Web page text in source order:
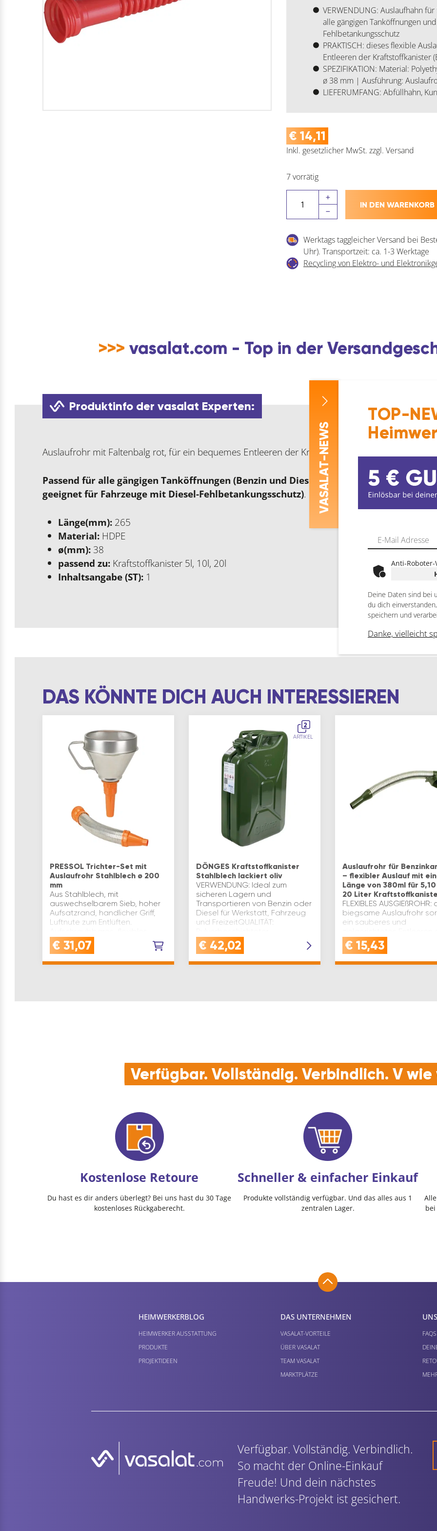
VERWENDUNG: Auslaufhahn
alle gängigen Tanköffnungen
Fehlbetankungsschutz
PRAKTISCH: dieses flexible
Entleeren der Kraftstoffkanister
SPEZIFIKATION: Material:
ø 38 mm | Ausführung:
LIEFERUMFANG: Abfüllhahn,
€ 14,11
Inkl. gesetzlicher MwSt. zzgl. Versand
7 vorrätig
Standard
für
-
Auslaufhahn
Länge
IN DEN WARENKORB
Werktags taggleicher Versand bei
Uhr). Transportzeit: ca. 1-3 Werktage
Recycling von Elektro- und
>>> vasalat.com - Top in der
Produktinfo der vasalat Experten:
Auslaufrohr mit Faltenbalg rot, für ein bequemes Entleeren der Kraftstoff-Kanister.
Passend für alle gängigen Tanköffnungen (Benzin und Diesel) und für alle Fahrzeuge
geeignet für Fahrzeuge mit Diesel-Fehlbetankungsschutz).
Länge(mm): 265
Material: HDPE
ø(mm): 38
passend zu: Kraftstoffkanister 5l, 10l, 20l
Inhaltsangabe (ST): 1
DAS KÖNNTE DICH AUCH INTERESSIEREN
PRESSOL Trichter-Set mit
Auslaufrohr Stahlblech ø 200
mm
Aus Stahlblech, mit
auswechselbarem Sieb, hoher
Aufsatzrand, handlicher Griff,
Luftnute zum Entlüften.
Auslaufrohr für unzugängliche
Stellen. Für den besonderen
€ 31,07
2
ARTIKEL
DÖNGES Kraftstoffkanister
Stahlblech lackiert oliv
VERWENDUNG: Ideal zum
sicheren Lagern und
Transportieren von Benzin oder
Diesel für Werkstatt, Fahrzeug
und FreizeitQUALITÄT:
Stahlblechkanister,
Innenlackierung
€ 42,02
Auslaufrohr für
– flexibler Auslauf mit
Länge von 380ml für
20 Liter
FLEXIBLES
biegsame Auslaufrohr
ein sauberes und
VerschüttenUNIVERSELL
PASSEND: ideal für 5l, 10l
€ 15,43
Verfügbar. Vollständig. Verbindlich. V
Kostenlose Retoure
Du hast es dir anders überlegt? Bei uns hast du 30 Tage
kostenloses Rückgaberecht.
Schneller & einfacher Einkauf
Produkte vollständig verfügbar. Und das alles aus 1
zentralen Lager.
V
ASALAT
-NEWS
TOP-
Anti-
Deine Daten sind bei
du dich
speichern und
Danke, vielleicht
HEIMWERKER­BLOG
HEIMWERKER AUSSTATTUNG
PRODUKTE
PROJEKTIDEEN
DAS UNTERNEHMEN
VASALAT-VORTEILE
ÜBER VASALAT
TEAM VASALAT
MARKTPLÄTZE
FAQS
Verfügbar. Vollständig. Verbindlich.
So macht der Online-Einkauf
Freude! Und dein nächstes
Handwerks-Projekt ist gesichert.